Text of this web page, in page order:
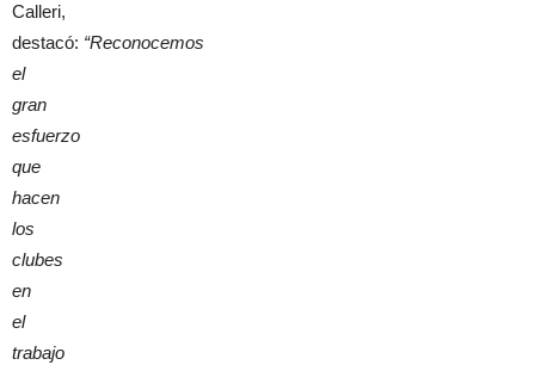
Calleri,
destacó: “Reconocemos
el
gran
esfuerzo
que
hacen
los
clubes
en
el
trabajo